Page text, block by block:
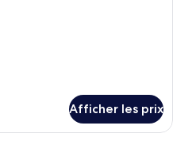
Afficher les prix